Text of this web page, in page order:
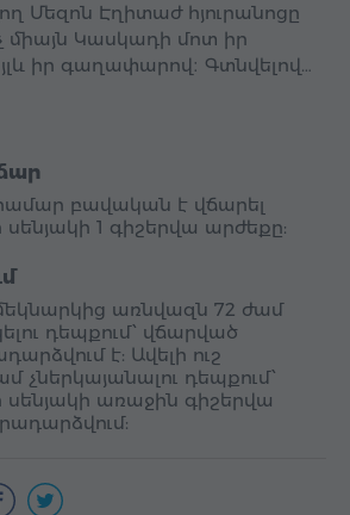
Մեզոն Էղիտաժ հյուրանոցը
միայն Կասկադի մոտ իր
իր գաղափարով։ Գտնվելով…
բավական է վճարել
սենյակի 1 գիշերվա արժեքը:
առնվազն 72 ժամ
դեպքում՝ վճարված
է: Ավելի ուշ
չներկայանալու դեպքում՝
սենյակի առաջին գիշերվա